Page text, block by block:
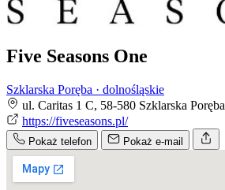
Five Seasons One
Szklarska Poręba · dolnośląskie
ul. Caritas 1 C, 58-580 Szklarska Poręba
https://fiveseasons.pl/
Pokaż telefon Pokaż e-mail